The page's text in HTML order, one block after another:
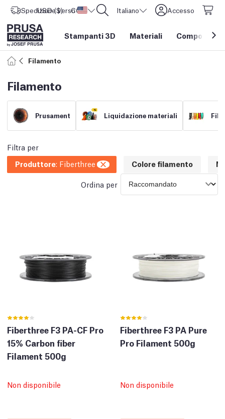
Spedizione verso Stati Uniti d'America
USD ($) CORE One L: Ora disponibile! Italiano Accesso
Stampanti 3D Materiali Componenti
Filamento
Filamento
Prusament Liquidazione materiali
Filtra per
Produttore: Fiberthree Colore filamento
Ordina per
Fiberthree F3 PA-CF Pro
15% Carbon fiber
Filament 500g
Non disponibile
Fiberthree F3 PA Pure
Pro Filament 500g
Non disponibile